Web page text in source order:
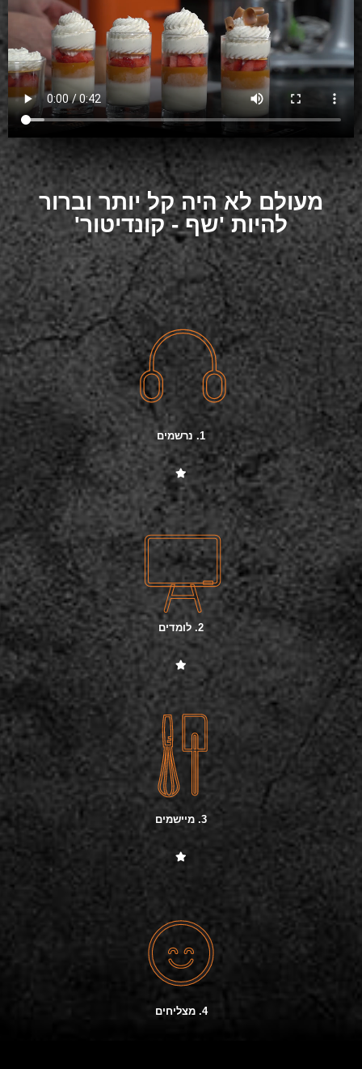
מעולם לא היה קל יותר וברור
להיות 'שף - קונדיטור'
1. נרשמים
2. לומדים
3. מיישמים
4. מצליחים